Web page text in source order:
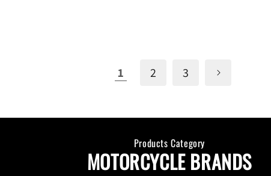
1 2 3
Products Category
MOTORCYCLE BRANDS